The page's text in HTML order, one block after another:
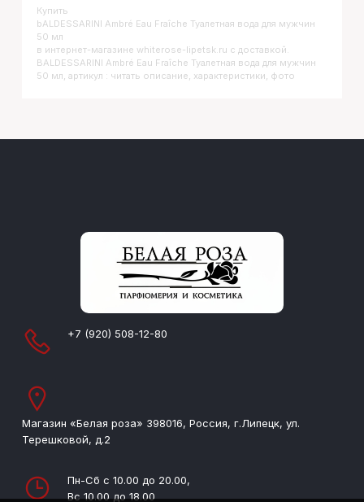
Купить
BALDESSARINI Ambré Eau Fraîche Туалетная вода для мужчин
50 мл
в интернет-магазине whiterose-lipetsk.ru с доставкой.
BALDESSARINI Ambré Eau Fraîche Туалетная вода для мужчин
50 мл, артикул : читать описание, характеристики, фото
+7 (920) 508-12-80
Магазин «Белая роза» 398016, Россия, г.Липецк, ул.
Терешковой, д.2
Пн-Сб с 10.00 до 20.00,
Вс 10.00 до 18.00